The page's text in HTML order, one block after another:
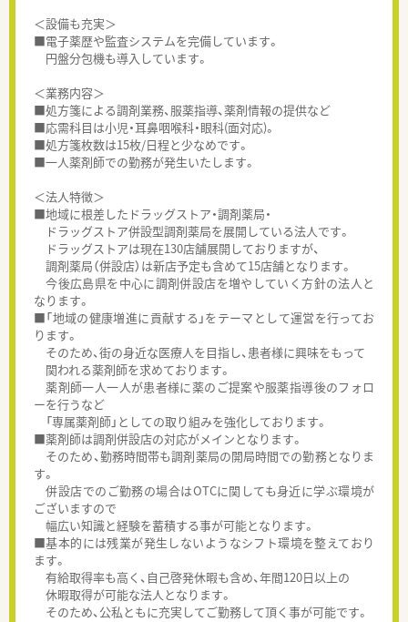
＜設備も充実＞
■電子薬歴や監査システムを完備しています。
円盤分包機も導入しています。
＜業務内容＞
■処方箋による調剤業務、服薬指導、薬剤情報の提供など
■応需科目は小児・耳鼻咽喉科・眼科(面対応)。
■処方箋枚数は15枚/日程と少なめです。
■一人薬剤師での勤務が発生いたします。
＜法人特徴＞
■地域に根差したドラッグストア・調剤薬局・
ドラッグストア併設型調剤薬局を展開している法人です。
ドラッグストアは現在130店舗展開しておりますが、
調剤薬局（併設店）は新店予定も含めて15店舗となります。
今後広島県を中心に調剤併設店を増やしていく方針の法人と
なります。
■「地域の健康増進に貢献する」をテーマとして運営を行ってお
ります。
そのため、街の身近な医療人を目指し、患者様に興味をもって
関われる薬剤師を求めております。
薬剤師一人一人が患者様に薬のご提案や服薬指導後のフォロ
ーを行うなど
「専属薬剤師」としての取り組みを強化しております。
■薬剤師は調剤併設店の対応がメインとなります。
そのため、勤務時間帯も調剤薬局の開局時間での勤務となりま
す。
併設店でのご勤務の場合はOTCに関しても身近に学ぶ環境が
ございますので
幅広い知識と経験を蓄積する事が可能となります。
■基本的には残業が発生しないようなシフト環境を整えており
ます。
有給取得率も高く、自己啓発休暇も含め、年間120日以上の
休暇取得が可能な法人となります。
そのため、公私ともに充実してご勤務して頂く事が可能です。